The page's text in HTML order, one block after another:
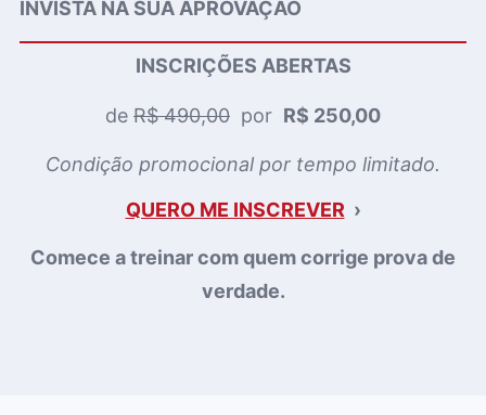
INVISTA NA SUA APROVAÇÃO
INSCRIÇÕES ABERTAS
de R$ 490,00 por R$ 250,00
Condição promocional por tempo limitado.
QUERO ME INSCREVER ›
Comece a treinar com quem corrige prova de
verdade.